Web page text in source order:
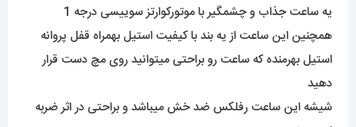
یه ساعت جذاب و چشمگیر با موتورکوارتز سوییسی درجه 1
همچنین این ساعت از یه بند با کیفیت استیل بهمراه قفل پروانه
استیل بهرمنده که ساعت رو براحتی میتوانید روی مچ دست قرار
دهید
شیشه این ساعت رفلکس ضد خش میباشد و براحتی در اثر ضربه